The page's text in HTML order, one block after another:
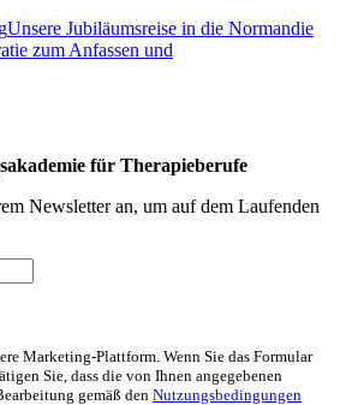
Unsere Jubiläumsreise in die Normandie
zum Anfassen und
für Therapieberufe
Newsletter an, um auf dem Laufenden
Marketing-Plattform. Wenn Sie das Formular
Sie, dass die von Ihnen angegebenen
gemäß den Nutzungsbedingungen